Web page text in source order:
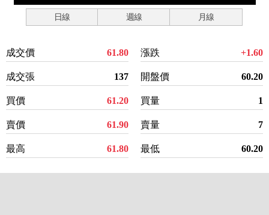
日線 週線 月線
成交價 61.80
成交張 137
買價 61.20
賣價 61.90
最高 61.80
漲跌 +1.60
開盤價 60.20
買量 1
賣量 7
最低 60.20